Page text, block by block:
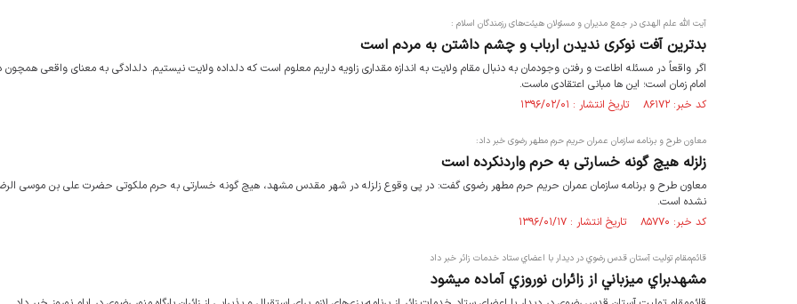
آیت الله علم الهدی در جمع مدیران و مسئولان هیئت‌های رزمندگان اسلام :
بدترین آفت نوکری ندیدن ارباب و چشم داشتن به مردم است
اگر واقعاً در مسئله اطاعت و رفتن وجودمان به دنبال مقام ولایت به اندازه مقداری زاویه داریم معلوم است که دلداده ولایت نیستیم. دلدادگی به معنای واقعی همچون
امام زمان است؛ این ها مبانی اعتقادی ماست.
کد خبر: ۸۶۱۷۲ تاریخ انتشار : ۱۳۹۶/۰۲/۰۱
معاون طرح و برنامه سازمان عمران حریم حرم مطهر رضوی خبر داد:
زلزله هیچ گونه خسارتی به حرم واردنکرده است
معاون طرح و برنامه سازمان عمران حریم حرم مطهر رضوی گفت: در پی وقوع زلزله در شهر مقدس مشهد، هیچ گونه خسارتی به حرم ملکوتی حضرت علی بن موسی
نشده است.
کد خبر: ۸۵۷۷۰ تاریخ انتشار : ۱۳۹۶/۰۱/۱۷
قائم‌مقام توليت آستان قدس رضوي در ديدار با اعضاي ستاد خدمات زائر خبر داد
مشهدبراي ميزباني از زائران نوروزي آماده ميشود